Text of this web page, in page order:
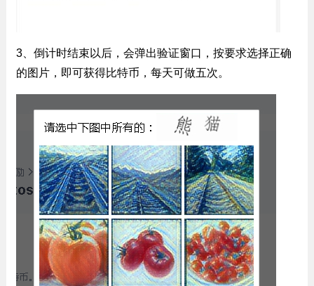
3、倒计时结束以后，会弹出验证窗口，按要求选择正确
的图片，即可获得比特币，每天可做五次。